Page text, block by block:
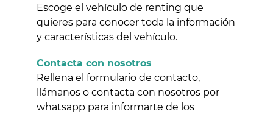
Escoge el vehículo de renting que
quieres para conocer toda la información
y características del vehículo.
Contacta con nosotros
Rellena el formulario de contacto,
llámanos o contacta con nosotros por
whatsapp para informarte de los